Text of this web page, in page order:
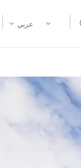
Open Search Menu
عربي